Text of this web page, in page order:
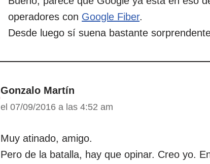
operadores con Google Fiber.
Desde luego sí suena bastante
Gonzalo Martín
el 07/09/2016 a las 4:52 am
Muy atinado, amigo.
Pero de la batalla, hay que opinar. Creo yo.